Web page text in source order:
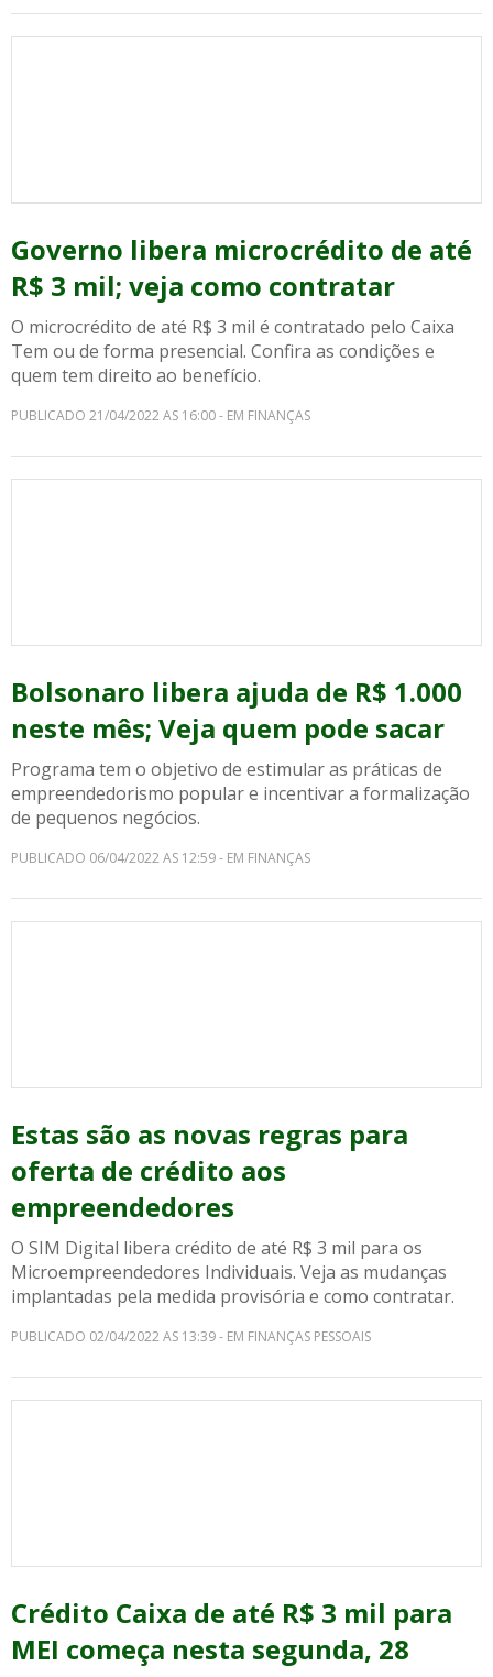
Governo libera microcrédito de até
R$ 3 mil; veja como contratar
O microcrédito de até R$ 3 mil é contratado pelo Caixa
Tem ou de forma presencial. Confira as condições e
quem tem direito ao benefício.
PUBLICADO 21/04/2022 AS 16:00 - EM FINANÇAS
Bolsonaro libera ajuda de R$ 1.000
neste mês; Veja quem pode sacar
Programa tem o objetivo de estimular as práticas de
empreendedorismo popular e incentivar a formalização
de pequenos negócios.
PUBLICADO 06/04/2022 AS 12:59 - EM FINANÇAS
Estas são as novas regras para
oferta de crédito aos
empreendedores
O SIM Digital libera crédito de até R$ 3 mil para os
Microempreendedores Individuais. Veja as mudanças
implantadas pela medida provisória e como contratar.
PUBLICADO 02/04/2022 AS 13:39 - EM FINANÇAS PESSOAIS
Crédito Caixa de até R$ 3 mil para
MEI começa nesta segunda, 28